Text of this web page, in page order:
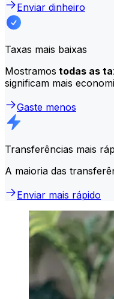
Enviar dinheiro
Taxas mais baixas
Mostramos todas as
significam mais
Gaste menos
Transferências mais
A maioria das
Enviar mais rápido